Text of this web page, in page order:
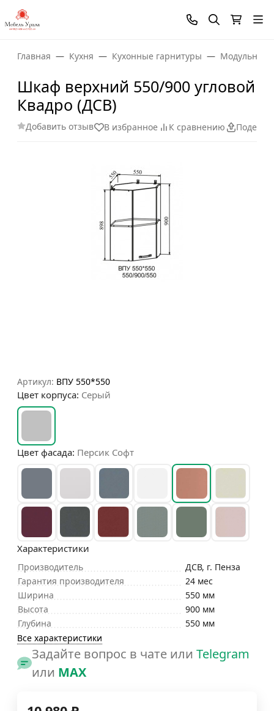
Главная Кухня Кухонные гарнитуры Модульные
Шкаф верхний 550/900 угловой
Квадро (ДСВ)
Добавить отзыв В избранное К сравнению
Артикул: ВПУ 550*550
Цвет корпуса: Серый
Цвет фасада: Персик Софт
Характеристики
Производитель
ДСВ, г. Пенза
Гарантия производителя
24 мес
Ширина
550 мм
Высота
900 мм
Глубина
550 мм
Все характеристики
Задайте вопрос в чате или Telegram
или MAX